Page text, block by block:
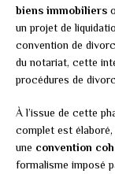
biens immobiliers
un projet de
convention de
du notariat, cette
procédures de
À l’issue de cette
complet est
une convention
formalisme imposé